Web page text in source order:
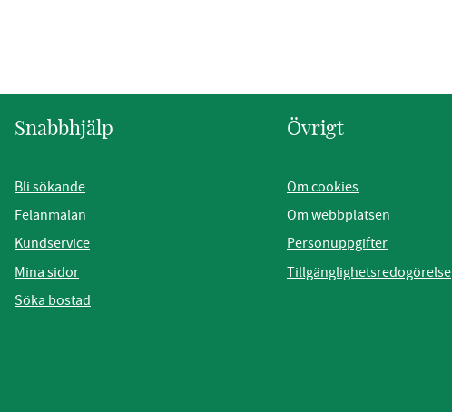
Snabbhjälp
Bli sökande
Felanmälan
Kundservice
Mina sidor
Söka bostad
Övrigt
Om cookies
Om webbplatsen
Personuppgifter
Tillgänglighetsredogörelse